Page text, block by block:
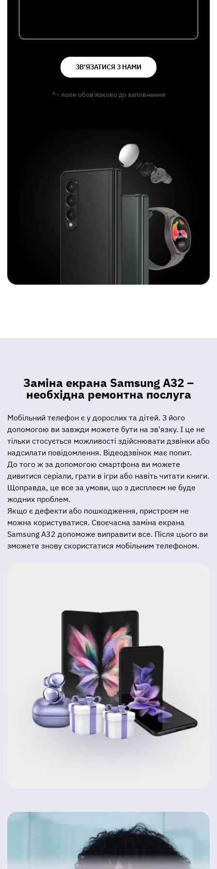
ЗВ'ЯЗАТИСЯ З НАМИ
* - поле обов'язково до заповнення
Заміна екрана Samsung A32 –
необхідна ремонтна послуга
Мобільний телефон є у дорослих та дітей. З його
допомогою ви завжди можете бути на зв'язку. І це не
тільки стосується можливості здійснювати дзвінки або
надсилати повідомлення. Відеодзвінок має попит.
До того ж за допомогою смартфона ви можете
дивитися серіали, грати в ігри або навіть читати книги.
Щоправда, це все за умови, що з дисплеєм не буде
жодних проблем.
Якщо є дефекти або пошкодження, пристроєм не
можна користуватися. Своєчасна заміна екрана
Samsung A32 допоможе виправити все. Після цього ви
зможете знову скористатися мобільним телефоном.